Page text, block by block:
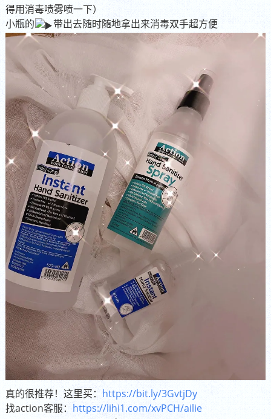
得用消毒喷雾喷一下）
小瓶的
带出去随时随地拿出来消毒双手超方便
真的很推荐！这里买： https://bit.ly/3GvtjDy
找action客服： https://lihi1.com/xvPCH/ailie